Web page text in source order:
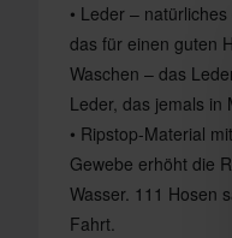
• Leder –
das für einen guten
Waschen – das
Leder, das jemals in
• Ripstop-Material
Gewebe erhöht die
Wasser. 111 Hosen
Fahrt.